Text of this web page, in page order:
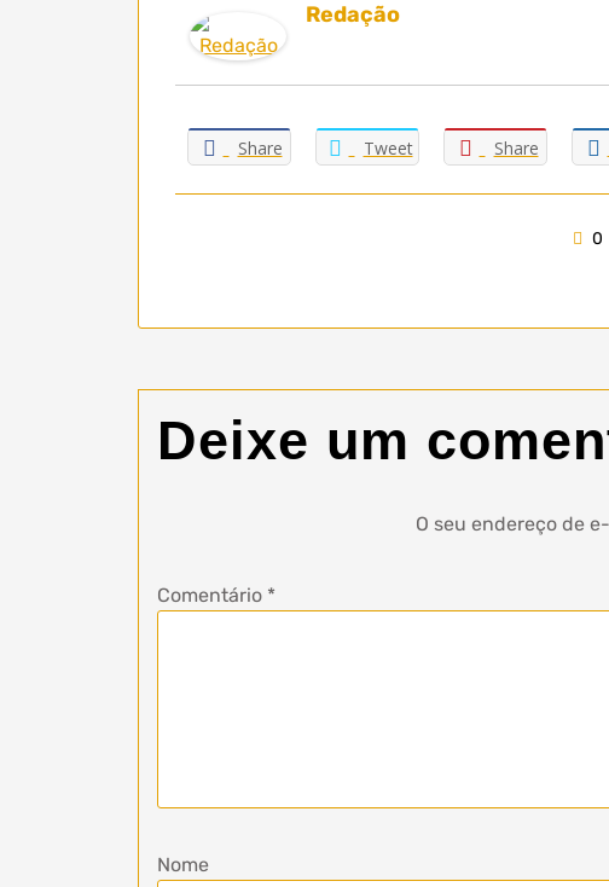
Redação
Share Tweet Share
0
Deixe um
O seu endereço de
Comentário *
Nome